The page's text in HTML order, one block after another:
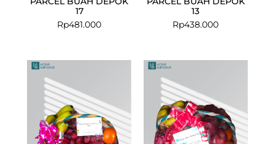
17
Rp481.000
13
Rp438.000